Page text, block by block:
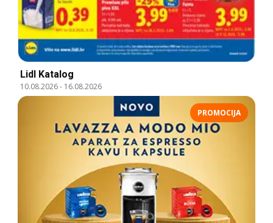
Lidl Katalog
10.08.2026- 16.08.2026
PROMOCIJA